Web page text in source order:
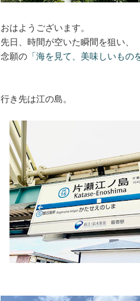
おはようございます。
先日、時間が空いた瞬間を狙い、
念願の 「海を見て、美味しいもの
行き先は江の島。